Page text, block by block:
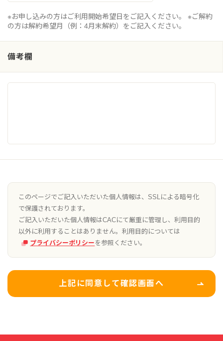
※お申し込みの方はご利用開始希望日をご記入ください。 ※ご解約
の方は解約希望月（例：4月末解約）をご記入ください。
備考欄
このページでご記入いただいた個人情報は、SSLによる暗号化
で保護されております。
ご記入いただいた個人情報はCACにて厳重に管理し、利用目的
以外に利用することはありません。利用目的については
プライバシーポリシー を参照ください。
上記に同意して確認画面へ